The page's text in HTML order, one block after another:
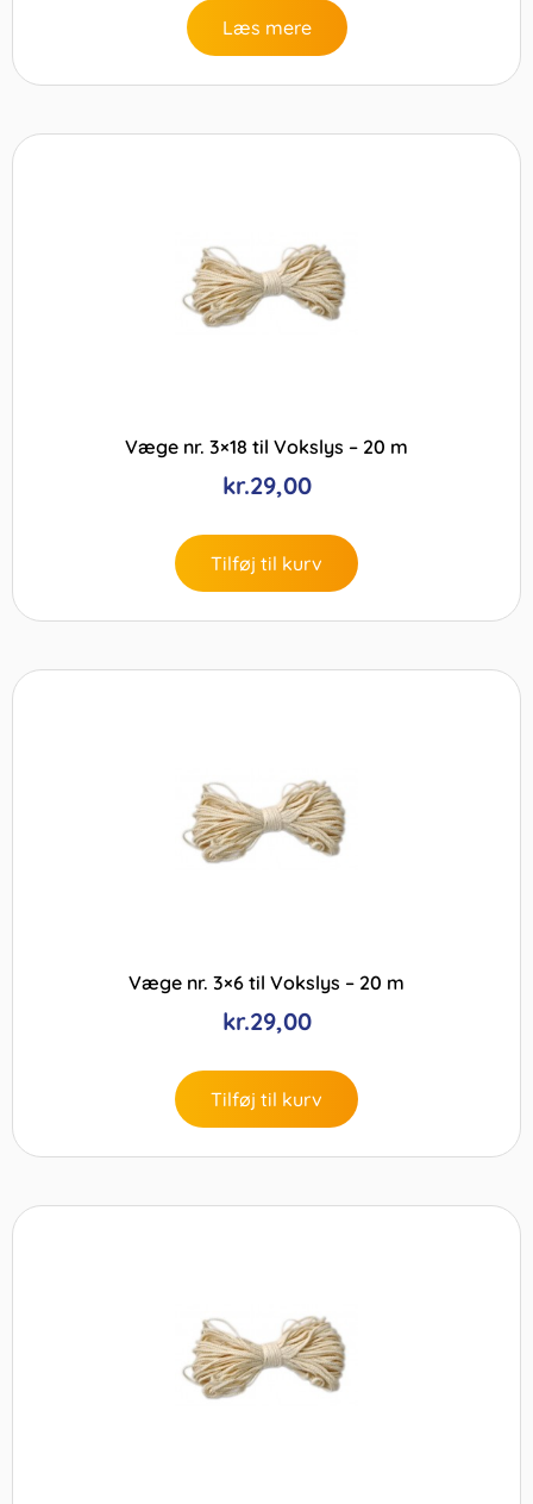
Læs mere
Væge nr. 3×18 til Vokslys – 20 m
kr.29,00
Tilføj til kurv
Væge nr. 3×6 til Vokslys – 20 m
kr.29,00
Tilføj til kurv